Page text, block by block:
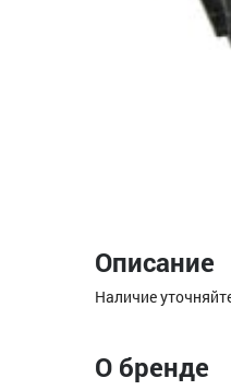
Описание
Наличие
О бренде